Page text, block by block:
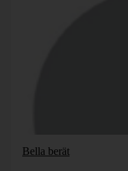
Bella berät